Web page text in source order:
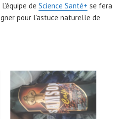
de Science Santé+ se fera
pour l’astuce naturelle de